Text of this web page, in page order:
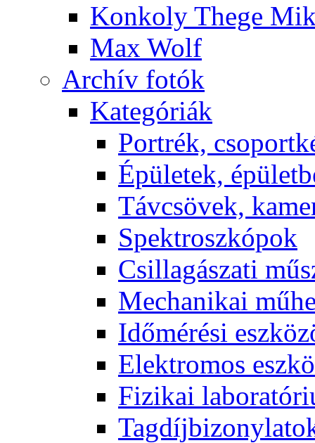
Kon­koly The­ge
Max Wolf
Ar­chív fo­tók
Ka­te­gó­ri­ák
Port­rék,
Épü­le­tek,
Táv­csö­vek,
Spekt­rosz­kó­pok
Csil­la­gá­sza­ti
Me­cha­ni­kai
Idő­mé­ré­si
Elekt­ro­mos
Fi­zi­kai